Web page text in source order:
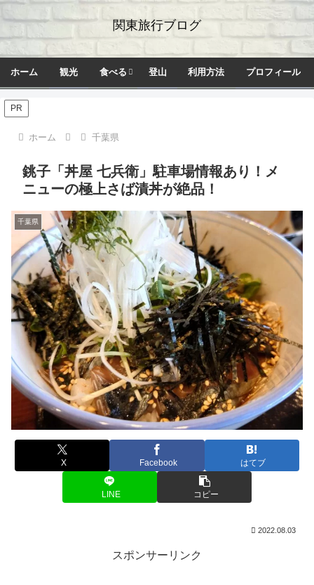
関東旅行ブログ
ホーム 観光 食べる 登山 利用方法 プロフィール
PR
ホーム 千葉県
銚子「丼屋 七兵衛」駐車場情報あり！メ
ニューの極上さば漬丼が絶品！
千葉県
X Facebook はてブ
LINE コピー
2022.08.03
スポンサーリンク